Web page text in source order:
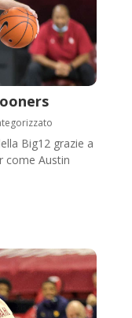
Big12 grazie a
come Austin